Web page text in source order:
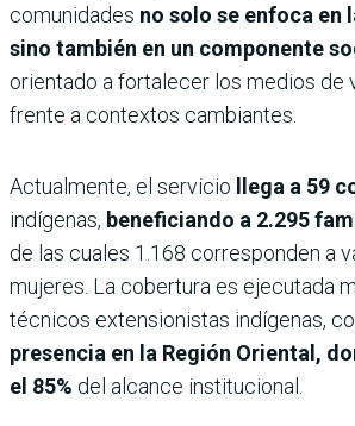
comunidades no solo se enfoca en
sino también en un componente
orientado a fortalecer los medios de
frente a contextos cambiantes.
Actualmente, el servicio llega a 59
indígenas, beneficiando a 2.295
de las cuales 1.168 corresponden a
mujeres. La cobertura es ejecutada
técnicos extensionistas indígenas,
presencia en la Región Oriental,
el 85% del alcance institucional.